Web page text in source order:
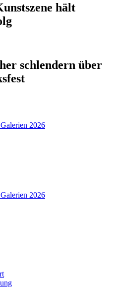
hält
schlendern über
2026
2026